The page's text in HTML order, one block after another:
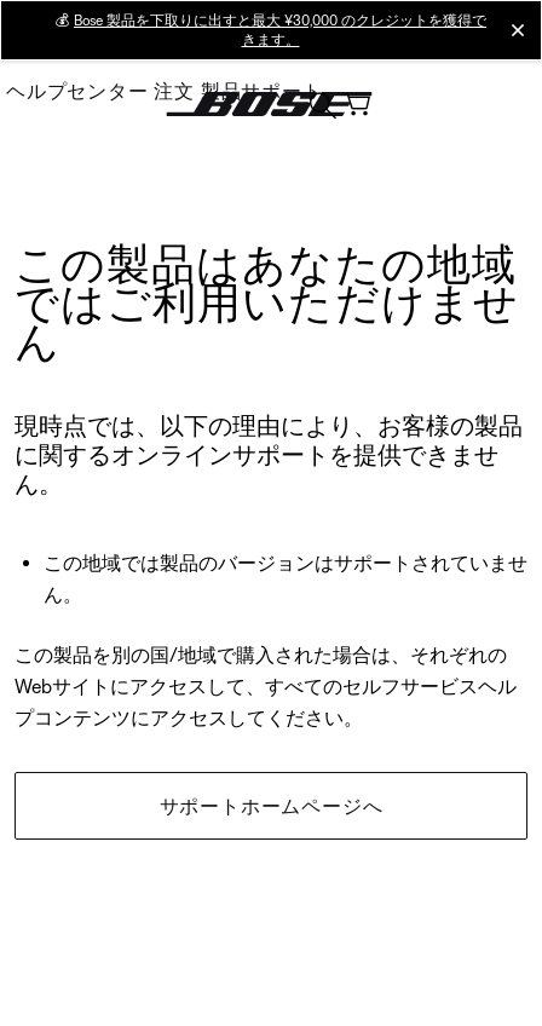
Main
💰 Bose 製品を下取りに出すと最大 ¥30,000 のクレジットを獲得で
きます。
ヘルプセンター 注文 製品サポート
この製品はあなたの地域
ではご利用いただけませ
ん
現時点では、以下の理由により、お客様の製品
に関するオンラインサポートを提供できませ
ん。
この地域では製品のバージョンはサポートされていませ
ん。
この製品を別の国/地域で購入された場合は、それぞれの
Webサイトにアクセスして、すべてのセルフサービスヘル
プコンテンツにアクセスしてください。
サポートホームページへ